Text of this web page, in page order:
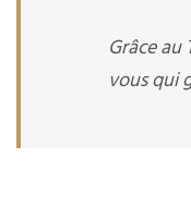
Grâce
vous qui